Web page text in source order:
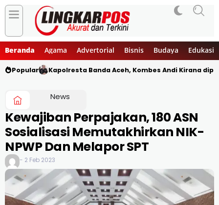
Beranda Agama Advertorial Bisnis Budaya Edukasi
Popular Kapolresta Banda Aceh, Kombes Andi Kirana
News
Kewajiban Perpajakan, 180 ASN
Sosialisasi Memutakhirkan NIK-
NPWP Dan Melapor SPT
- 2 Feb 2023